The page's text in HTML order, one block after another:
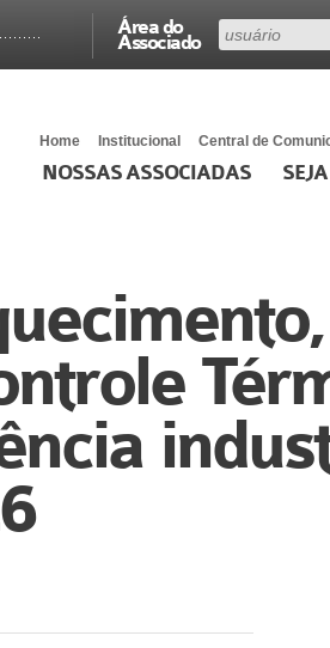
Área do
Associado
Home Institucional Central de
NOSSAS ASSOCIADAS